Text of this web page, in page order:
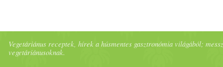
Vegetáriánus receptek, hírek a húsmentes gasztronómia világából;
vegetáriánusoknak.